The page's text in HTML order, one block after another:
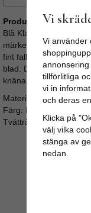
Produktbeskrivning:
Blå Klänning Demmi,
märket Collectif i
fint fall och träknappar
blad. Dold dragkedja i
knäna.
Material: 97% viscose,
Färg: Blå med
Tvättråd: Kan tvättas i
Vi
Vi använder
tillförlitliga
vi in
och deras
Klicka på
välj vilka
stänga av
nedan.